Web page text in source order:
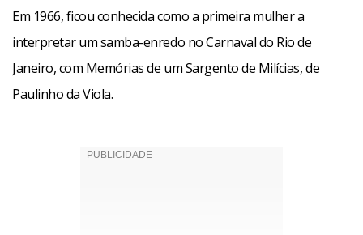
Em 1966, ficou conhecida como a primeira mulher a
interpretar um samba-enredo no Carnaval do Rio de
Janeiro, com Memórias de um Sargento de Milícias, de
Paulinho da Viola.